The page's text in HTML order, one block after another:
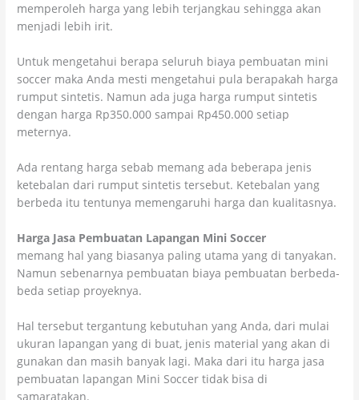
memperoleh harga yang lebih terjangkau sehingga akan
menjadi lebih irit.
Untuk mengetahui berapa seluruh biaya pembuatan mini
soccer maka Anda mesti mengetahui pula berapakah harga
rumput sintetis. Namun ada juga harga rumput sintetis
dengan harga Rp350.000 sampai Rp450.000 setiap
meternya.
Ada rentang harga sebab memang ada beberapa jenis
ketebalan dari rumput sintetis tersebut. Ketebalan yang
berbeda itu tentunya memengaruhi harga dan kualitasnya.
Harga Jasa Pembuatan Lapangan Mini Soccer
memang hal yang biasanya paling utama yang di tanyakan.
Namun sebenarnya pembuatan biaya pembuatan berbeda-
beda setiap proyeknya.
Hal tersebut tergantung kebutuhan yang Anda, dari mulai
ukuran lapangan yang di buat, jenis material yang akan di
gunakan dan masih banyak lagi. Maka dari itu harga jasa
pembuatan lapangan Mini Soccer tidak bisa di
samaratakan.